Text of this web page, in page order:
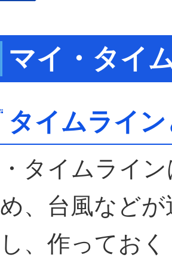
マイ・タイ
タイムライ
・タイムライ
め、台風など
し、作っておく